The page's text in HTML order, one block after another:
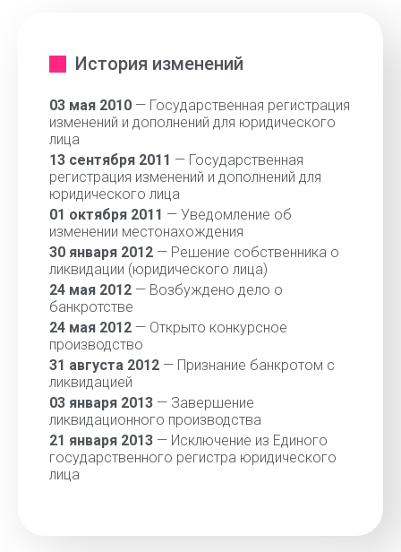
История изменений
03 мая 2010 — Государственная регистрация
изменений и дополнений для юридического
лица
13 сентября 2011 — Государственная
регистрация изменений и дополнений для
юридического лица
01 октября 2011 — Уведомление об
изменении местонахождения
30 января 2012 — Решение собственника о
ликвидации (юридического лица)
24 мая 2012 — Возбуждено дело о
банкротстве
24 мая 2012 — Открыто конкурсное
производство
31 августа 2012 — Признание банкротом с
ликвидацией
03 января 2013 — Завершение
ликвидационного производства
21 января 2013 — Исключение из Единого
государственного регистра юридического
лица